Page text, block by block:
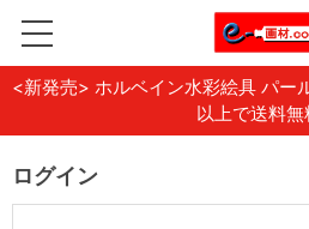
<新発売> ホルベイン水彩絵具 パー
以上で送料無
ログイン